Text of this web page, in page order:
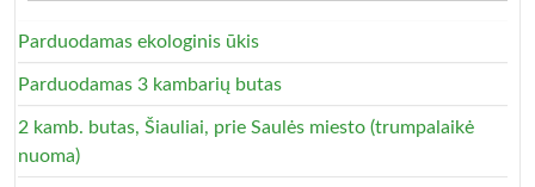
Parduodamas ekologinis ūkis
Parduodamas 3 kambarių butas
2 kamb. butas, Šiauliai, prie Saulės miesto (trumpalaikė
nuoma)